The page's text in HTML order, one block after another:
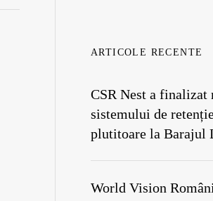
ARTICOLE RECENTE
CSR Nest a finalizat
sistemului de
plutitoare la Barajul
World Vision